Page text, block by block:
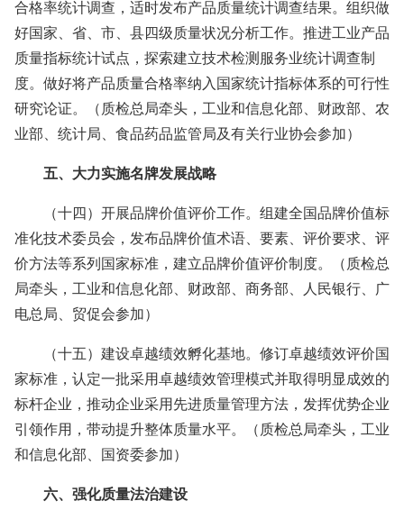
合格率统计调查，适时发布产品质量统计调查结果。组织做
好国家、省、市、县四级质量状况分析工作。推进工业产品
质量指标统计试点，探索建立技术检测服务业统计调查制
度。做好将产品质量合格率纳入国家统计指标体系的可行性
研究论证。（质检总局牵头，工业和信息化部、财政部、农
业部、统计局、食品药品监管局及有关行业协会参加）
五、大力实施名牌发展战略
（十四）开展品牌价值评价工作。组建全国品牌价值标
准化技术委员会，发布品牌价值术语、要素、评价要求、评
价方法等系列国家标准，建立品牌价值评价制度。（质检总
局牵头，工业和信息化部、财政部、商务部、人民银行、广
电总局、贸促会参加）
（十五）建设卓越绩效孵化基地。修订卓越绩效评价国
家标准，认定一批采用卓越绩效管理模式并取得明显成效的
标杆企业，推动企业采用先进质量管理方法，发挥优势企业
引领作用，带动提升整体质量水平。（质检总局牵头，工业
和信息化部、国资委参加）
六、强化质量法治建设